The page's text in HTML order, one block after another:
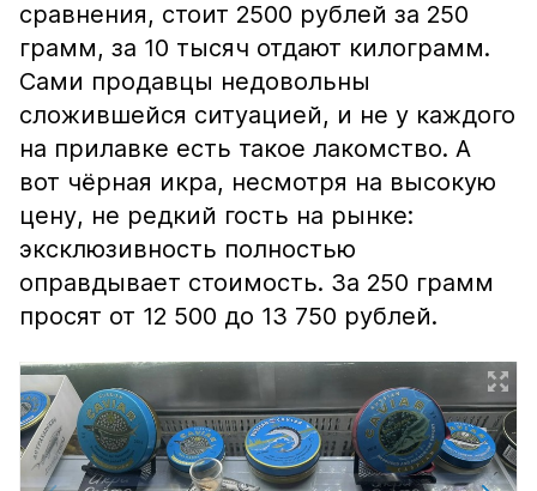
сравнения, стоит 2500 рублей за 250
грамм, за 10 тысяч отдают килограмм.
Сами продавцы недовольны
сложившейся ситуацией, и не у каждого
на прилавке есть такое лакомство. А
вот чёрная икра, несмотря на высокую
цену, не редкий гость на рынке:
эксклюзивность полностью
оправдывает стоимость. За 250 грамм
просят от 12 500 до 13 750 рублей.